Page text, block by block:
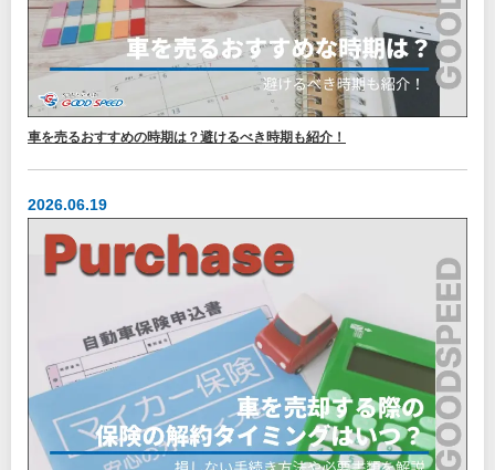
車を売るおすすめの時期は？避けるべき時期も紹介！
2026.06.19